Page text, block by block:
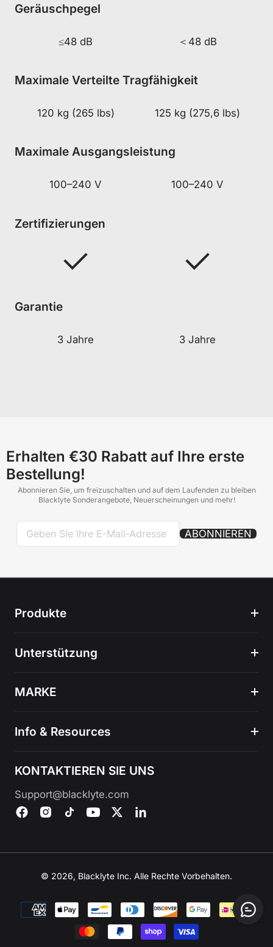
Geräuschpegel
≤48 dB ＜48 dB
Maximale Verteilte Tragfähigkeit
120 kg (265 lbs) 125 kg (275,6 lbs)
Maximale Ausgangsleistung
100–240 V 100–240 V
Zertifizierungen
Garantie
3 Jahre 3 Jahre
Erhalten €30 Rabatt auf Ihre erste
Bestellung!
Abonnieren Sie, um freizuschalten und auf dem Laufenden zu bleiben
Blacklyte Sonderangebote, Neuerscheinungen und mehr!
ABONNIEREN
Produkte
Unterstützung
MARKE
Info & Resources
KONTAKTIEREN SIE UNS
Support@blacklyte.com
© 2026, Blacklyte Inc. Alle Rechte Vorbehalten.
Zahlungsmethoden